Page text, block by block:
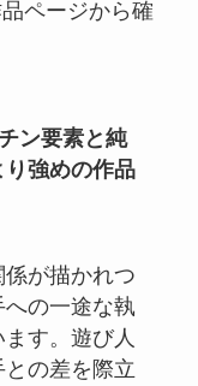
ページから確
ン要素と純
強めの作品
が描かれつ
の一途な執
す。遊び人
の差を際立